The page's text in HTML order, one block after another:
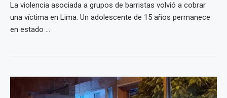
La violencia asociada a grupos de barristas volvió a cobrar
una víctima en Lima. Un adolescente de 15 años permanece
en estado ...